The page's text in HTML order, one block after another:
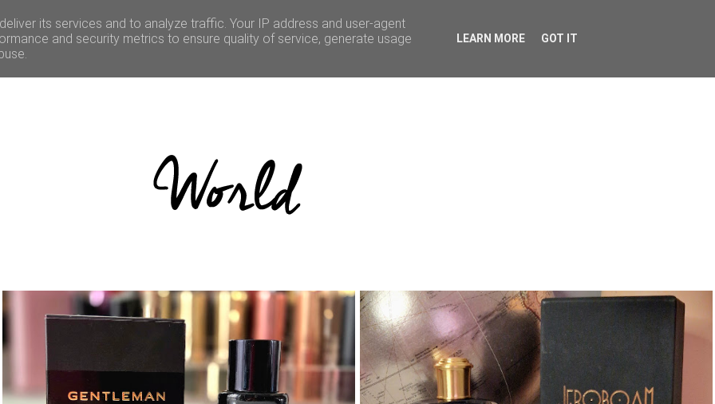
CULTURE BONNES ADRESSES CONCOURS
its services and to analyze traffic. Your IP address and user-agent
and security metrics to ensure quality of service, generate usage
LEARN MORE GOT IT